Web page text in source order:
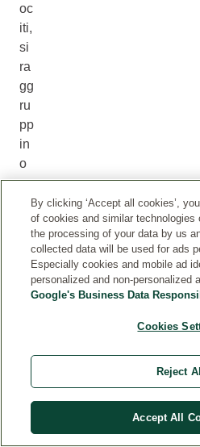
oc
iti,
si
ra
gg
ru
pp
in
o
e
for
mi
no
ac
ch
By clicking ‘Accept all cookies’,
of cookies and similar technologies
the processing of your data by us
collected data will be used for ads
Especially cookies and mobile ad
personalized and non-personalized
Google's Business Data
Cookies
Reject All
Accept All